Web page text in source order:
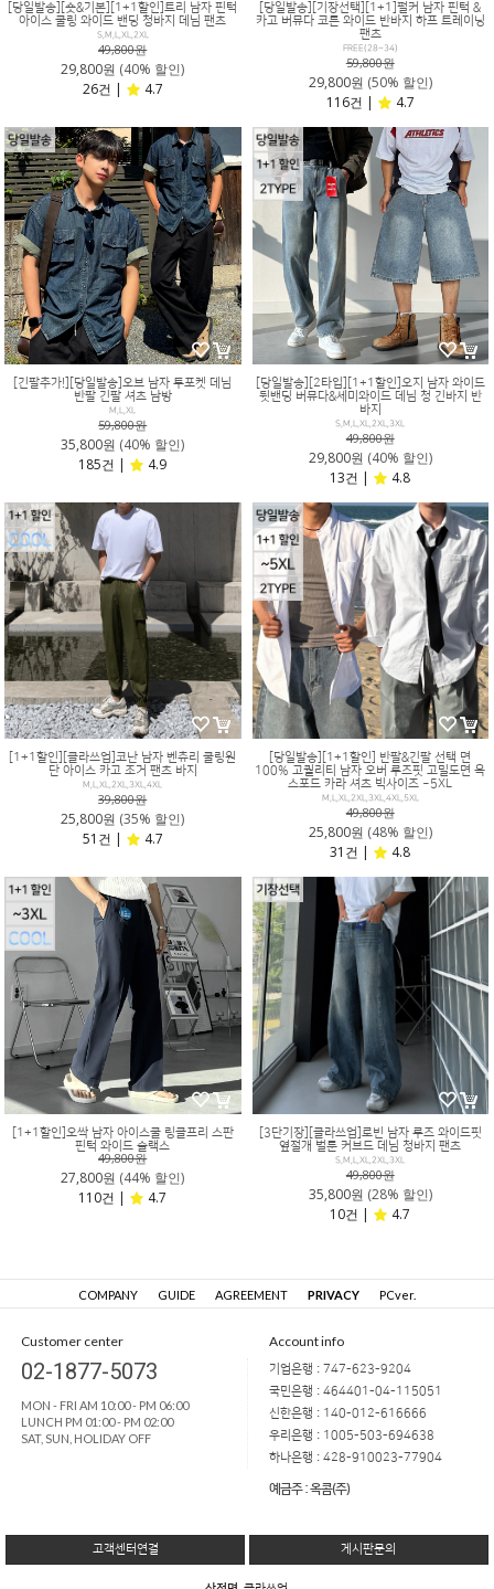
[당일발송][숏&기본][1+1할인]트리 남자 핀턱
아이스 쿨링 와이드 밴딩 청바지 데님 팬츠
S,M,L,XL,2XL
49,800원
29,800원 (40% 할인)
26건 |
4.7
[당일발송][기장선택][1+1]펄커 남자 핀턱 &
카고 버뮤다 코튼 와이드 반바지 하프 트레이닝
팬츠
FREE(28~34)
59,800원
29,800원 (50% 할인)
116건 |
4.7
[긴팔추가!][당일발송]오브 남자 투포켓 데님
반팔 긴팔 셔츠 남방
M,L,XL
59,800원
35,800원 (40% 할인)
185건 |
4.9
[당일발송][2타입][1+1할인]오지 남자 와이드
뒷밴딩 버뮤다&세미와이드 데님 청 긴바지 반
바지
S,M,L,XL,2XL,3XL
49,800원
29,800원 (40% 할인)
13건 |
4.8
[1+1할인][클라쓰업]코난 남자 벤츄리 쿨링원
단 아이스 카고 조거 팬츠 바지
M,L,XL,2XL,3XL,4XL
39,800원
25,800원 (35% 할인)
51건 |
4.7
[당일발송][1+1할인] 반팔&긴팔 선택 면
100% 고퀄리티 남자 오버 루즈핏 고밀도면 옥
스포드 카라 셔츠 빅사이즈 ~5XL
M,L,XL,2XL,3XL,4XL,5XL
49,800원
25,800원 (48% 할인)
31건 |
4.8
[1+1할인]오싹 남자 아이스쿨 링클프리 스판
핀턱 와이드 슬랙스
49,800원
27,800원 (44% 할인)
110건 |
4.7
[3단기장][클라쓰업]로빈 남자 루즈 와이드핏
옆절개 벌룬 커브드 데님 청바지 팬츠
S,M,L,XL,2XL,3XL
49,800원
35,800원 (28% 할인)
10건 |
4.7
COMPANY GUIDE AGREEMENT PRIVACY PCver.
Customer center
02-1877-5073
MON - FRI AM 10:00 - PM 06:00
LUNCH PM 01:00 - PM 02:00
SAT, SUN, HOLIDAY OFF
Account info
기업은행 : 747-623-9204
국민은행 : 464401-04-115051
신한은행 : 140-012-616666
우리은행 : 1005-503-694638
하나은행 : 428-910023-77904
예금주 : 옥콤(주)
고객센터연결 게시판문의